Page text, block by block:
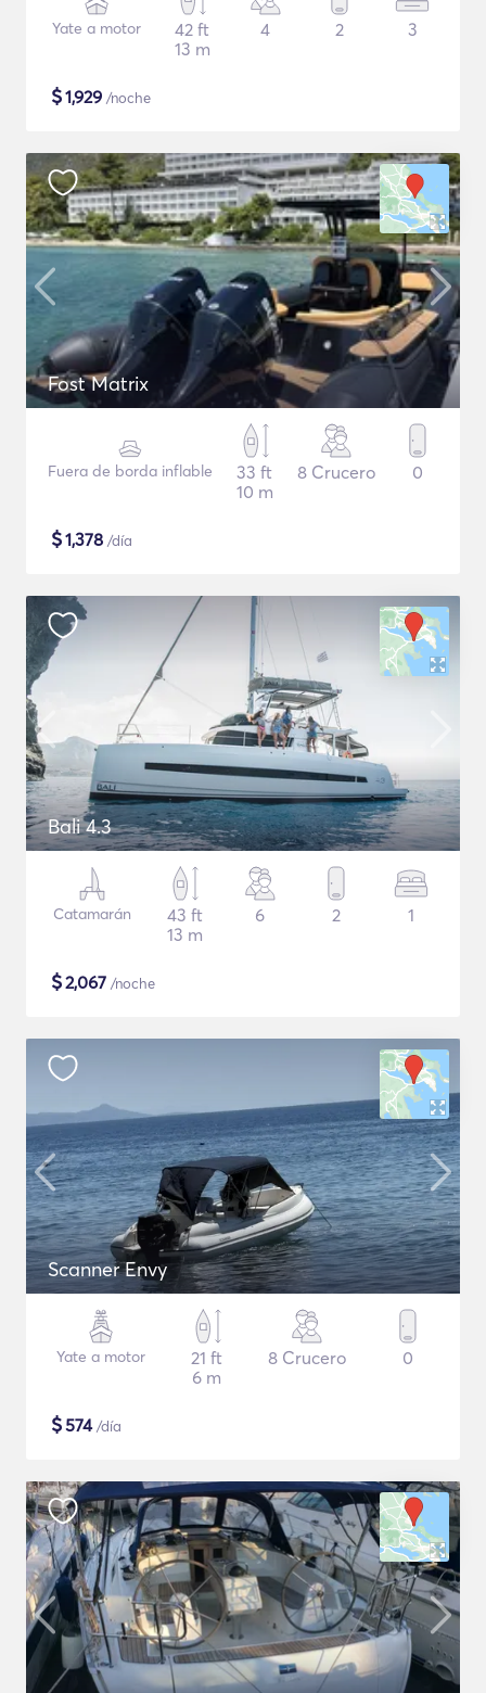
Yate a motor
42 ft
13 m
4 2 3
$1,929 /noche
Fost Matrix
Fuera de borda inflable
33 ft
10 m
8 Crucero 0
$1,378 /día
Bali 4.3
Catamarán
43 ft
13 m
6 2 1
$2,067 /noche
Scanner Envy
Yate a motor
21 ft
6 m
8 Crucero 0
$574/día